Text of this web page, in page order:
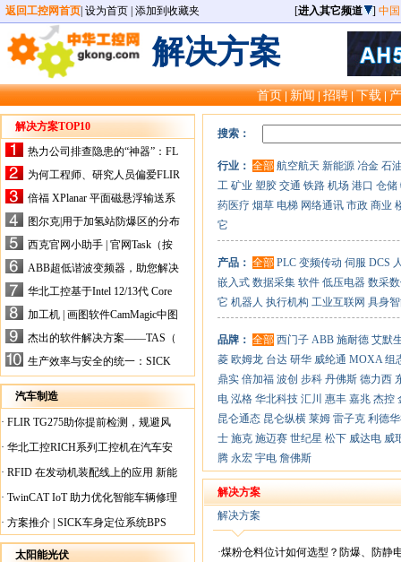
返回工控网首页 设为首页 添加到收藏夹 [进入其它频道 ] 中
解决方案
首页|新闻|招聘|下载|
解决方案TOP10
热力公司排查隐患的“神器”：FL
IR手持式热像仪，高效精准！
为何工程师、研究人员偏爱FLIR
X-HS系列热像仪？精准高效是
关键
倍福 XPlanar 平面磁悬浮输送系
统的创新应用
图尔克|用于加氢站防爆区的分布
式I/O解决方案
西克官网小助手 | 官网Task（按
任务选型）更新预告
ABB超低谐波变频器，助您解决
电气设备运行难题！
华北工控基于Intel 12/13代 Core
的ATX-6159嵌入式主板，推进
机器人市场
加工机 | 画图软件CamMagic中图
层整合的问题
杰出的软件解决方案——TAS（
Turck Automation Suite）
生产效率与安全的统一：SICK
关于机器人技术传感器解决方案
的采访
汽车制造
· FLIR TG275助你提前检测，规避风
险！
· 华北工控RICH系列工控机在汽车安
全检测行业中的应用
· RFID 在发动机装配线上的应用 新能
源汽车爆炸频发？
· TwinCAT IoT 助力优化智能车辆修理
· 方案推介 | SICK车身定位系统BPS
太阳能光伏
搜索：
行业： 全部 航空航天 新能源 冶金 石
工 矿业 塑胶 交通 铁路 机场 港口 仓储
药医疗 烟草 电梯 网络通讯 市政 商业
它
产品： 全部 PLC 变频传动 伺服 DCS
嵌入式 数据采集 软件 低压电器 数采
它 机器人 执行机构 工业互联网 具身
品牌： 全部 西门子 ABB 施耐德 艾默
菱 欧姆龙 台达 研华 威纶通 MOXA 组
鼎实 倍加福 波创 步科 丹佛斯 德力西
电 泓格 华北科技 汇川 惠丰 嘉兆 杰控
昆仑通态 昆仑纵横 莱姆 雷子克 利德
士 施克 施迈赛 世纪星 松下 威达电 威
腾 永宏 宇电 詹佛斯
解决方案
解决方案
·煤粉仓料位计如何选型？防爆、防静